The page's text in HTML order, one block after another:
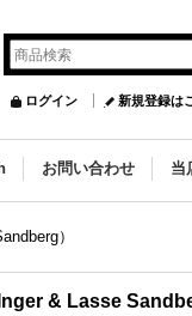
ログイン 新規登録は
お問い合わせ 当
）
& Lasse